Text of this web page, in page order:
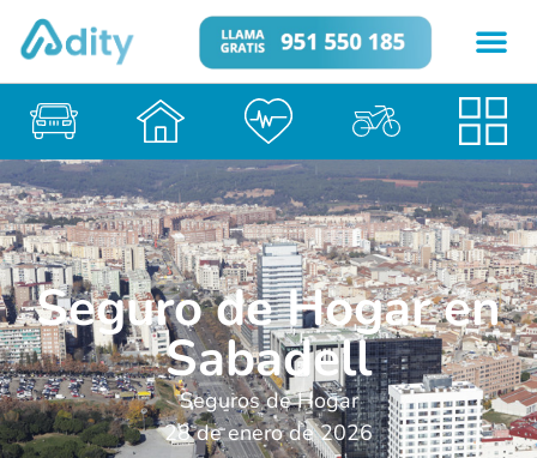
Seguro de Hogar en
Sabadell
Seguros de Hogar
28 de enero de 2026